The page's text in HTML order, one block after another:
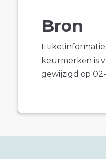
Bron
keurmerken is
gewijzigd op